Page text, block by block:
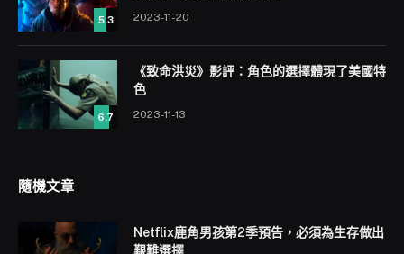
5.3 2023-11-20
6.7
《致命洪災》影評：角色的選擇體現了美國特
色
2023-11-13
隨機文章
Netflix鹿角男孩第2季預告，必須為生存做出
艱難選擇